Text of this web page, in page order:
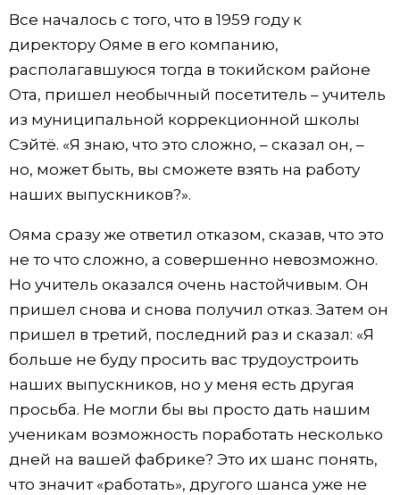
Все началось с того, что в 1959 году к
директору Ояме в его компанию,
располагавшуюся тогда в токийском районе
Ота, пришел необычный посетитель – учитель
из муниципальной коррекционной школы
Сэйтё. «Я знаю, что это сложно, – сказал он, –
но, может быть, вы сможете взять на работу
наших выпускников?».
Ояма сразу же ответил отказом, сказав, что это
не то что сложно, а совершенно невозможно.
Но учитель оказался очень настойчивым. Он
пришел снова и снова получил отказ. Затем он
пришел в третий, последний раз и сказал: «Я
больше не буду просить вас трудоустроить
наших выпускников, но у меня есть другая
просьба. Не могли бы вы просто дать нашим
ученикам возможность поработать несколько
дней на вашей фабрике? Это их шанс понять,
что значит «работать», другого шанса уже не